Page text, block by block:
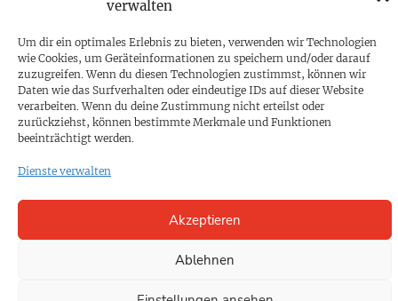
verwalten
Um dir ein optimales Erlebnis zu bieten, verwenden wir Technologien
wie Cookies, um Geräteinformationen zu speichern und/oder darauf
zuzugreifen. Wenn du diesen Technologien zustimmst, können wir
Daten wie das Surfverhalten oder eindeutige IDs auf dieser Website
verarbeiten. Wenn du deine Zustimmung nicht erteilst oder
zurückziehst, können bestimmte Merkmale und Funktionen
beeinträchtigt werden.
Dienste verwalten
Akzeptieren
Ablehnen
PROKOMPAKT
Impressum
SPENDEN
Cookie-Richtlinie